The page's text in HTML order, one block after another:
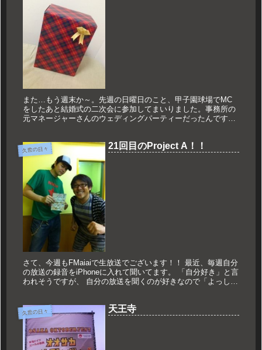
また…もう週末か～。先週の日曜日のこと、甲子園球場でMC
をしたあと結婚式の二次会に参加してまいりました。事務所の
元マネージャーさんのウェディングパーティーだったんですけ
久世の日々 21回目のProject A！！
さて、今週もFMaiaiで生放送でございます！！ 最近、毎週自分
の放送の録音をiPhoneに入れて聞いてます。 「自分好き」と言
われそうですが、 自分の放送を聞くのが好きなので「よっしゃ
久世の日々 天王寺